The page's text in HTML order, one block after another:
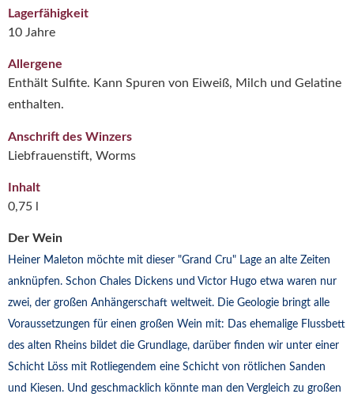
Der Wein
Heiner Maleton möchte mit dieser "Grand Cru" Lage an alte Zeiten
anknüpfen. Schon Chales Dickens und Victor Hugo etwa waren nur
zwei, der großen Anhängerschaft weltweit. Die Geologie bringt alle
Voraussetzungen für einen großen Wein mit: Das ehemalige Flussbett
des alten Rheins bildet die Grundlage, darüber finden wir unter einer
Schicht Löss mit Rotliegendem eine Schicht von rötlichen Sanden
und Kiesen. Und geschmacklich könnte man den Vergleich zu großen
Lagerfähigkeit
10 Jahre
Allergene
Enthält Sulfite. Kann Spuren von Eiweiß, Milch und Gelatine
enthalten.
Anschrift des Winzers
Liebfrauenstift, Worms
Inhalt
0,75 l